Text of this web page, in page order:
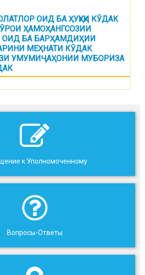
ОИД БА ҲУҚУҚИ КӮДАК
ҲАМОҲАНГСОЗИИ
БА БАРҲАМДИҲИИ
МЕҲНАТИ КӮДАК
УМУМИҶАҲОНИИ МУБОРИЗА
к Уполномоченному
Вопросы-Ответы